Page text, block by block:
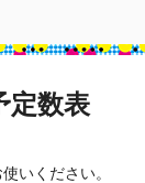
定数表
いください。